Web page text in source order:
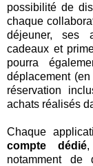
possibilité de
chaque
déjeuner, ses
cadeaux et
pourra
déplacement
réservation
achats réalisés
Chaque
compte dédié,
notamment de